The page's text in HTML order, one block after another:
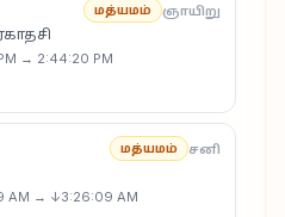
மத்யமம் ஞாயிறு
→ 2:44:20 PM
மத்யமம் சனி
→ ↓3:26:09 AM